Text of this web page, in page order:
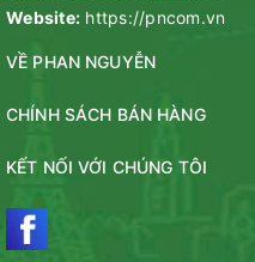
Website: https://pncom.vn
VỀ PHAN NGUYỄN
CHÍNH SÁCH BÁN HÀNG
KẾT NỐI VỚI CHÚNG TÔI